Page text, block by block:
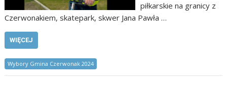
piłkarskie na granicy z
Czerwonakiem, skatepark, skwer Jana Pawła …
WIĘCEJ
Wybory Gmina Czerwonak 2024